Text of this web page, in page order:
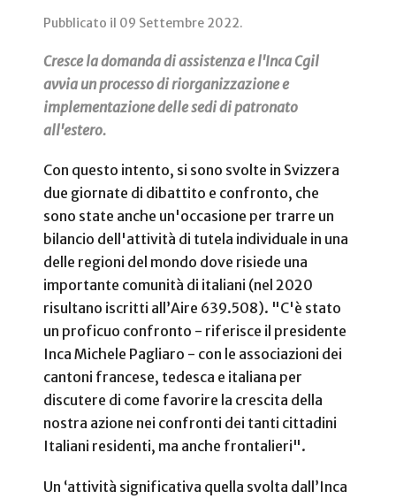
Pubblicato il 09 Settembre 2022.
Cresce la domanda di assistenza e l'Inca Cgil
avvia un processo di riorganizzazione e
implementazione delle sedi di patronato
all'estero.
Con questo intento, si sono svolte in Svizzera
due giornate di dibattito e confronto, che
sono state anche un'occasione per trarre un
bilancio dell'attività di tutela individuale in una
delle regioni del mondo dove risiede una
importante comunità di italiani (nel 2020
risultano iscritti all’Aire 639.508). "C'è stato
un proficuo confronto - riferisce il presidente
Inca Michele Pagliaro - con le associazioni dei
cantoni francese, tedesca e italiana per
discutere di come favorire la crescita della
nostra azione nei confronti dei tanti cittadini
Italiani residenti, ma anche frontalieri".
Un ‘attività significativa quella svolta dall’Inca